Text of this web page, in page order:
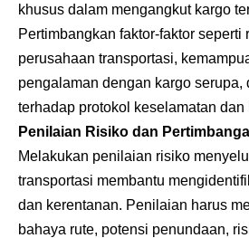
khusus dalam mengangkut kargo
Pertimbangkan faktor-faktor seperti
perusahaan transportasi,
pengalaman dengan kargo serupa,
terhadap protokol keselamatan dan
Penilaian Risiko dan
Melakukan penilaian risiko
transportasi membantu
dan kerentanan. Penilaian harus
bahaya rute, potensi penundaan,